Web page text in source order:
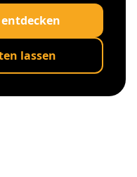
lassen